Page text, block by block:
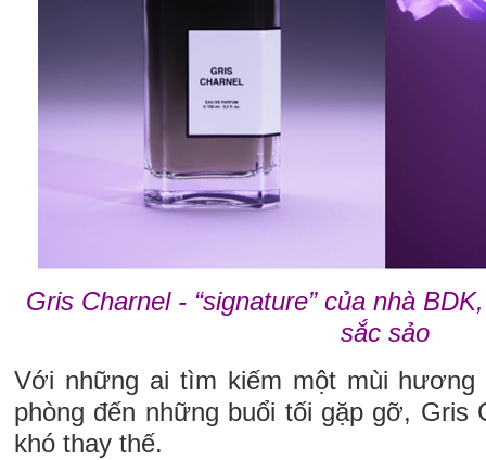
Gris Charnel - “signature” của nhà
sắc sảo
Với những ai tìm kiếm một mùi
phòng đến những buổi tối gặp gỡ, Gris
khó thay thế.